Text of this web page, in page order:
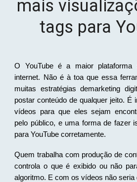
mais
tags para
O YouTube é a maior
internet. Não é à toa que essa
muitas estratégias demarketing
postar conteúdo de qualquer jeito. É
vídeos para que eles sejam
pelo público, e uma forma de fazer
para YouTube corretamente.
Quem trabalha com produção de
controla o que é exibido ou não
algoritmo. E com os vídeos não seria